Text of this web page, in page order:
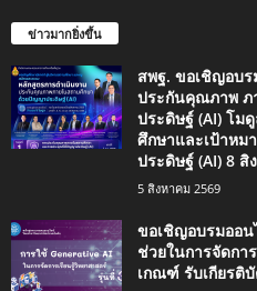
ข่าวมากยิ่งขึ้น
สพฐ. ขอเชิญอบ
ประกันคุณภาพ ภ
ประดิษฐ์ (AI) โม
ศึกษาและเป้าห
ประดิษฐ์ (AI) 8 สิ
5 สิงหาคม 2569
ขอเชิญอบรมออน
ช่วยในการจัดกา
เกณฑ์ รับเกียรติ